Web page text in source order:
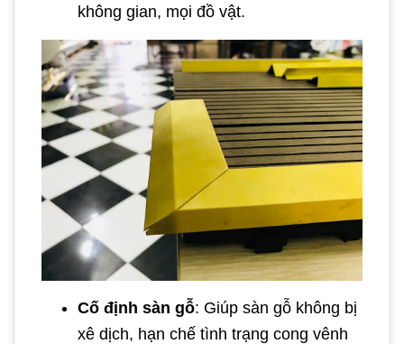
không gian, mọi đồ vật.
Cố định sàn gỗ: Giúp sàn gỗ không bị
xê dịch, hạn chế tình trạng cong vênh